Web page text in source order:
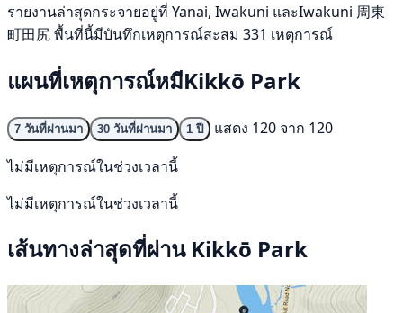
รายงานล่าสุดกระจายอยู่ที่ Yanai, Iwakuni และIwakuni 周東
町田尻 พื้นที่นี้มีบันทึกเหตุการณ์สะสม 331 เหตุการณ์
แผนที่เหตุการณ์หมีKikkō Park
7 วันที่ผ่านมา 30 วันที่ผ่านมา 1 ปี
แสดง 120 จาก 120
ไม่มีเหตุการณ์ในช่วงเวลานี้
ไม่มีเหตุการณ์ในช่วงเวลานี้
เส้นทางล่าสุดที่ผ่าน Kikkō Park